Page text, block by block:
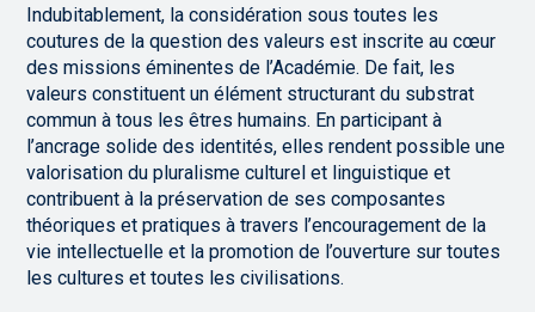
Indubitablement, la considération sous toutes les
coutures de la question des valeurs est inscrite au cœur
des missions éminentes de l’Académie. De fait, les
valeurs constituent un élément structurant du substrat
commun à tous les êtres humains. En participant à
l’ancrage solide des identités, elles rendent possible une
valorisation du pluralisme culturel et linguistique et
contribuent à la préservation de ses composantes
théoriques et pratiques à travers l’encouragement de la
vie intellectuelle et la promotion de l’ouverture sur toutes
les cultures et toutes les civilisations.